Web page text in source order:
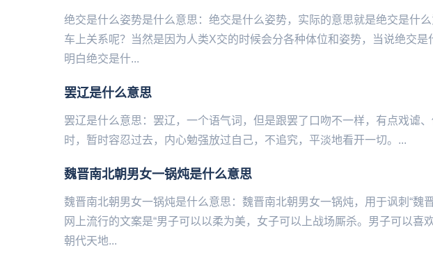
绝交是什么姿势是什么意思：绝交是什么姿势，实际的意思就是绝交是什
车上关系呢？当然是因为人类X交的时候会分各种体位和姿势，当说绝交
明白绝交是什...
罢辽是什么意思
罢辽是什么意思：罢辽，一个语气词，但是跟罢了口吻不一样，有点戏谑
时，暂时容忍过去，内心勉强放过自己，不追究，平淡地看开一切。...
魏晋南北朝男女一锅炖是什么意思
魏晋南北朝男女一锅炖是什么意思：魏晋南北朝男女一锅炖，用于讽刺“魏
网上流行的文案是“男子可以以柔为美，女子可以上战场厮杀。男子可以喜
朝代天地...